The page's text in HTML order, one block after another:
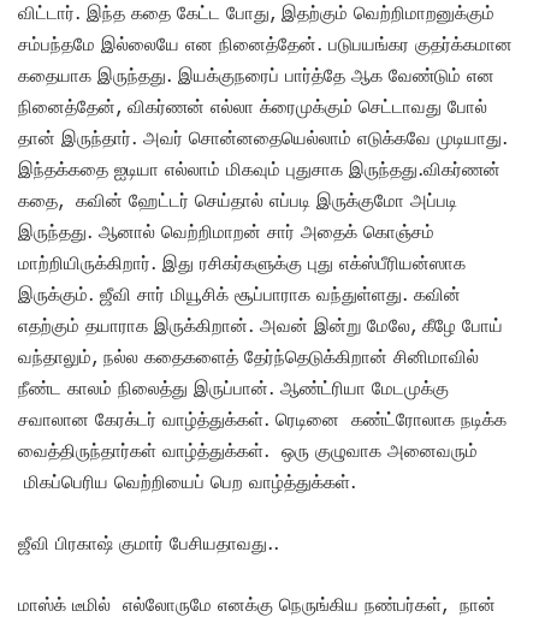
விட்டார். இந்த கதை கேட்ட போது, இதற்கும் வெற்றிமாறனுக்கும்
சம்பந்தமே இல்லையே என நினைத்தேன். படுபயங்கர குதர்க்கமான
கதையாக இருந்தது. இயக்குநரைப் பார்த்தே ஆக வேண்டும் என
நினைத்தேன், விகர்ணன் எல்லா க்ரைமுக்கும் செட்டாவது போல்
தான் இருந்தார். அவர் சொன்னதையெல்லாம் எடுக்கவே முடியாது.
இந்தக்கதை ஐடியா எல்லாம் மிகவும் புதுசாக இருந்தது.விகர்ணன்
கதை, கவின் ஹேட்டர் செய்தால் எப்படி இருக்குமோ அப்படி
இருந்தது. ஆனால் வெற்றிமாறன் சார் அதைக் கொஞ்சம்
மாற்றியிருக்கிறார். இது ரசிகர்களுக்கு புது எக்ஸ்பீரியன்ஸாக
இருக்கும். ஜீவி சார் மியூசிக் சூப்பாராக வந்துள்ளது. கவின்
எதற்கும் தயாராக இருக்கிறான். அவன் இன்று மேலே, கீழே போய்
வந்தாலும், நல்ல கதைகளைத் தேர்ந்தெடுக்கிறான் சினிமாவில்
நீண்ட காலம் நிலைத்து இருப்பான். ஆண்ட்ரியா மேடமுக்கு
சவாலான கேரக்டர் வாழ்த்துக்கள். ரெடினை கண்ட்ரோலாக நடிக்க
வைத்திருந்தார்கள் வாழ்த்துக்கள். ஒரு குழுவாக அனைவரும்
மிகப்பெரிய வெற்றியைப் பெற வாழ்த்துக்கள்.
ஜீவி பிரகாஷ் குமார் பேசியதாவது..
மாஸ்க் டீமில் எல்லோருமே எனக்கு நெருங்கிய நண்பர்கள், நான்